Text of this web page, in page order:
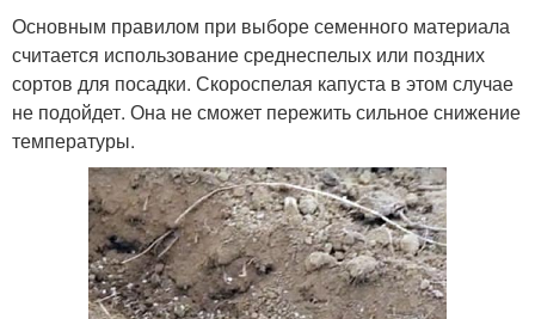
Основным правилом при выборе семенного материала
считается использование среднеспелых или поздних
сортов для посадки. Скороспелая капуста в этом случае
не подойдет. Она не сможет пережить сильное снижение
температуры.